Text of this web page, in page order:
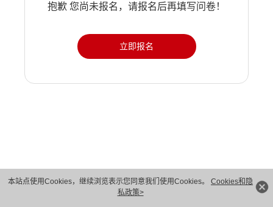
本站点使用Cookies，继续浏览表示您同意我们使用Cookies。 Cookies和隐
私政策>
抱歉 您尚未报名，请报名后再填写问卷！
立即报名
版权所有 © 华为技术有限公司 1998-2026。 保留一切权利。粤A2-20044005号
隐私保护
法律声明